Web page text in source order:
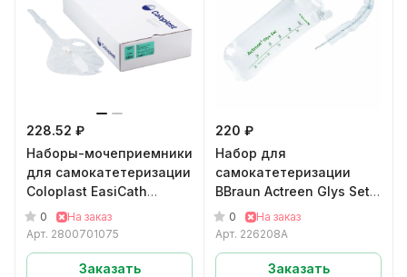
228.52 ₽
Наборы-мочеприемники
для самокатетеризации
Coloplast EasiCath
Арт.2800701075
0
На заказ
Арт. 2800701075
Заказать
220 ₽
Набор для
самокатетеризации
BBraun Actreen Glys Set
мужскойНелатон CH08
арт.226208A
0
На заказ
Арт. 226208A
Заказать